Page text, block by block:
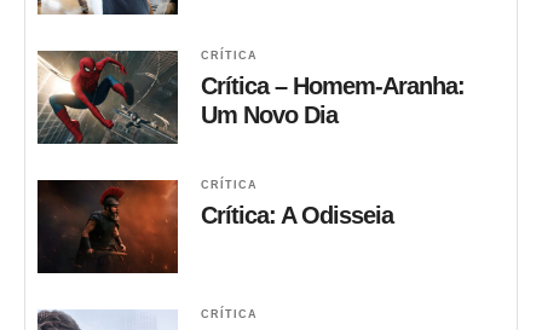
CRÍTICA
Crítica – Homem-Aranha:
Um Novo Dia
CRÍTICA
Crítica: A Odisseia
CRÍTICA